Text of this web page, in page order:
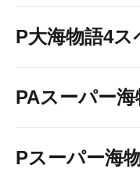
P大海物語4
PAスーパー
Pスーパー海